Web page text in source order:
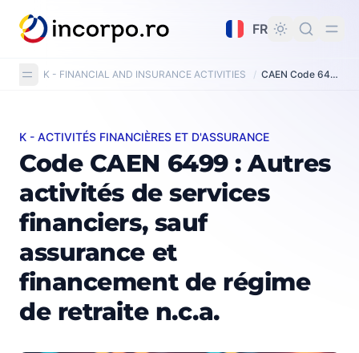
principal
FR
K - FINANCIAL AND INSURANCE ACTIVITIES / CAEN Code 6499: Other financial service activities, except insurance and pension funding n.e.c.
Code CAEN 6499 : Autres activités de services
K - ACTIVITÉS FINANCIÈRES ET D'ASSURANCE
Code CAEN 6499 : Autres
activités de services
financiers, sauf
assurance et
financement de régime
de retraite n.c.a.